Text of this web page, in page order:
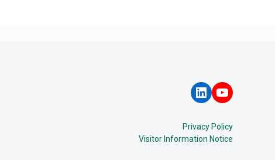
LinkedIn
YouTube
Privacy Policy
Visitor Information Notice